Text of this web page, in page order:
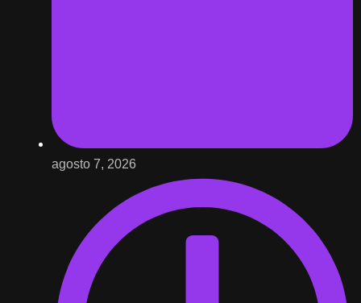
agosto 7, 2026